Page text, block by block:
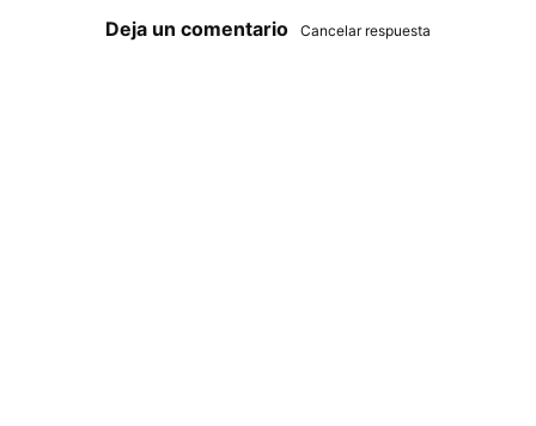
Deja un comentario Cancelar respuesta